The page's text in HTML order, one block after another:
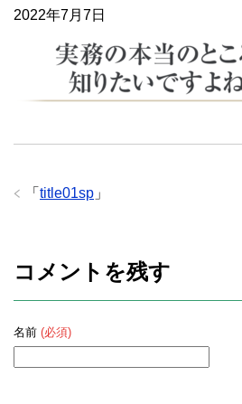
2022年7月7日
「 title01sp 」
コメントを残す
名前 (必須)